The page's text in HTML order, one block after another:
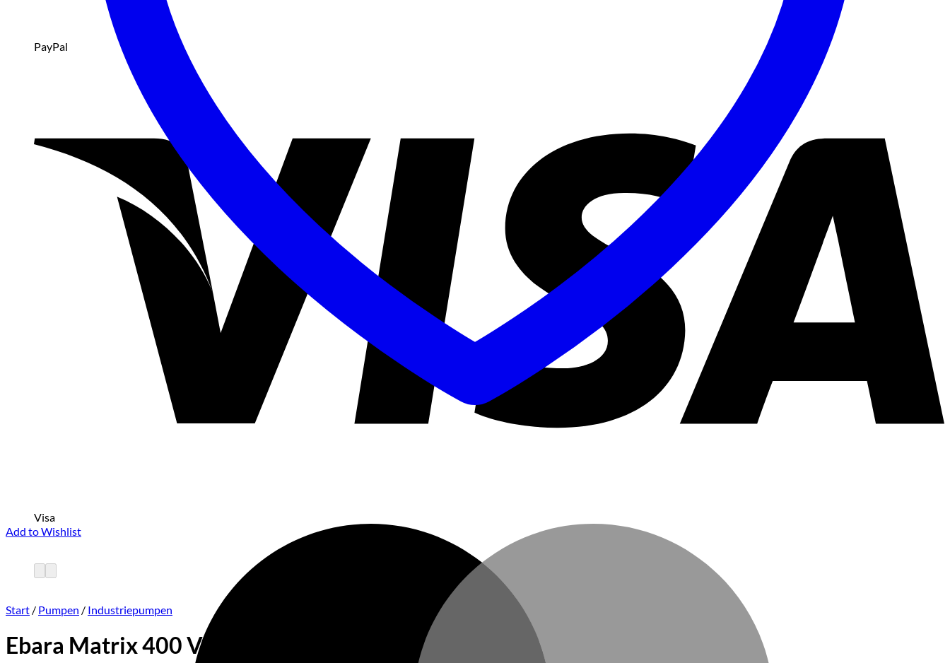
PayPal
Visa
Add to Wishlist
Start / Pumpen / Industriepumpen
Ebara Matrix 400 V